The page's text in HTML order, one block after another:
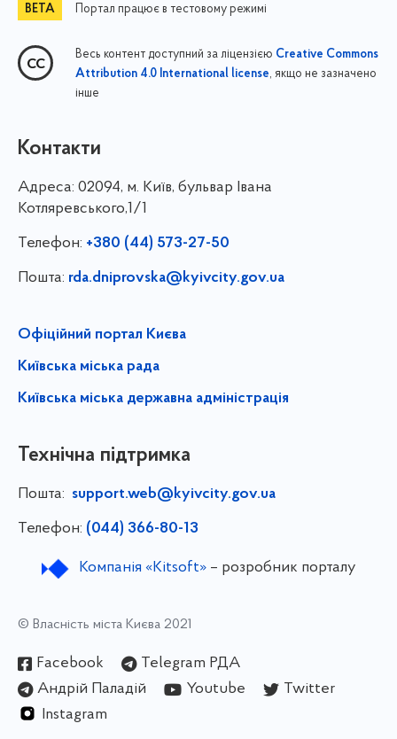
Портал працює в тестовому режимі
Весь контент доступний за ліцензією Creative Commons
Attribution 4.0 International license, якщо не зазначено
інше
Контакти
Адреса: 02094, м. Київ, бульвар Івана
Котляревського,1/1
Телефон: +380 (44) 573-27-50
Пошта: rda.dniprovska@kyivcity.gov.ua
Офіційний портал Києва
Київська міська рада
Київська міська державна адміністрація
Технічна підтримка
Пошта: support.web@kyivcity.gov.ua
Телефон: (044) 366-80-13
Компанія «Kitsoft»– розробник порталу
© Власність міста Києва 2021
Facebook
Telegram РДА
Андрій Паладій
Youtube
Twitter
Instagram